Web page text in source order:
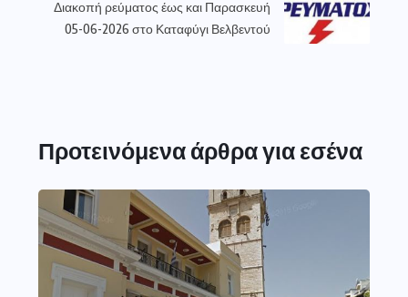
Διακοπή ρεύματος έως και Παρασκευή
05-06-2026 στο Καταφύγι Βελβεντού
Προτεινόμενα άρθρα για εσένα